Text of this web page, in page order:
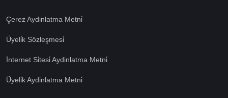
Çerez Aydinlatma Metni̇
Üyeli̇k Sözleşmesi̇
İnternet Si̇tesi̇ Aydinlatma Metni̇
Üyeli̇k Aydinlatma Metni̇